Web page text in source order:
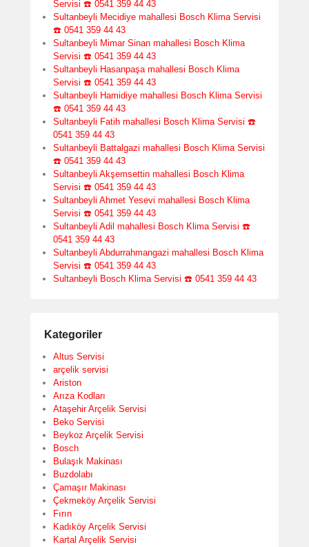
Servisi ☎️ 0541 359 44 43
Sultanbeyli Mecidiye mahallesi Bosch Klima Servisi
☎️ 0541 359 44 43
Sultanbeyli Mimar Sinan mahallesi Bosch Klima
Servisi ☎️ 0541 359 44 43
Sultanbeyli Hasanpaşa mahallesi Bosch Klima
Servisi ☎️ 0541 359 44 43
Sultanbeyli Hamidiye mahallesi Bosch Klima Servisi
☎️ 0541 359 44 43
Sultanbeyli Fatih mahallesi Bosch Klima Servisi ☎️
0541 359 44 43
Sultanbeyli Battalgazi mahallesi Bosch Klima Servisi
☎️ 0541 359 44 43
Sultanbeyli Akşemsettin mahallesi Bosch Klima
Servisi ☎️ 0541 359 44 43
Sultanbeyli Ahmet Yesevi mahallesi Bosch Klima
Servisi ☎️ 0541 359 44 43
Sultanbeyli Adil mahallesi Bosch Klima Servisi ☎️
0541 359 44 43
Sultanbeyli Abdurrahmangazi mahallesi Bosch Klima
Servisi ☎️ 0541 359 44 43
Sultanbeyli Bosch Klima Servisi ☎️ 0541 359 44 43
Kategoriler
Altus Servisi
arçelik servisi
Ariston
Arıza Kodları
Ataşehir Arçelik Servisi
Beko Servisi
Beykoz Arçelik Servisi
Bosch
Bulaşık Makinası
Buzdolabı
Çamaşır Makinası
Çekmeköy Arçelik Servisi
Fırın
Kadıköy Arçelik Servisi
Kartal Arçelik Servisi